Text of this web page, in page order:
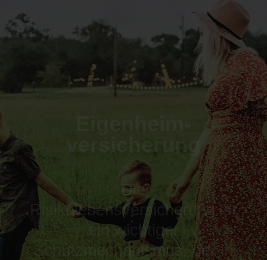
versicherung
Die
Risikolebensversicherung ist
ein wichtiger
Schutzmechanismus, der in